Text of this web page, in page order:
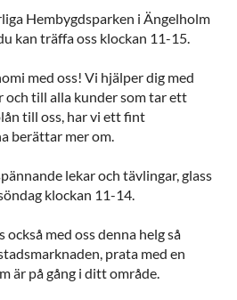
Hembygdsparken i Ängelholm
kan träffa oss klockan 11-15.
med oss! Vi hjälper dig med
och till alla kunder som tar ett
till oss, har vi ett fint
berättar mer om.
lekar och tävlingar, glass
klockan 11-14.
med oss denna helg så
prata med en
är på gång i ditt område.